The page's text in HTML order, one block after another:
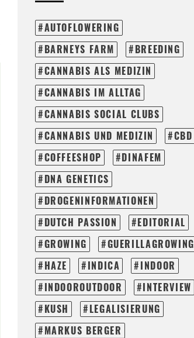
AUTOFLOWERING
BARNEYS FARM
BREEDING
CANNABIS ALS MEDIZIN
CANNABIS IM ALLTAG
CANNABIS SOCIAL CLUBS
CANNABIS UND MEDIZIN
CBD
COFFEESHOP
DINAFEM
DNA GENETICS
DROGENINFORMATIONEN
DUTCH PASSION
EDITORIAL
GROWING
GUERILLAGROWING
HAZE
INDICA
INDOOR
INDOOROUTDOOR
INTERVIEW
KUSH
LEGALISIERUNG
MARKUS BERGER